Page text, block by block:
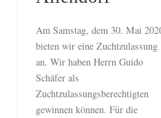
Am Samstag, dem 30. Mai
bieten wir eine Zuchtzulassung
an. Wir haben Herrn Guido
Schäfer als
Zuchtzulassungsberechtigten
gewinnen können. Für die